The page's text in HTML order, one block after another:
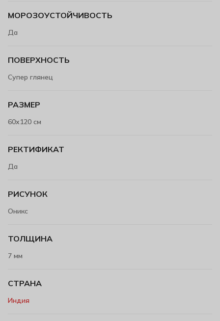
МОРОЗОУСТОЙЧИВОСТЬ
Да
ПОВЕРХНОСТЬ
Супер глянец
РАЗМЕР
60х120 см
РЕКТИФИКАТ
Да
РИСУНОК
Оникс
ТОЛЩИНА
7 мм
СТРАНА
Индия